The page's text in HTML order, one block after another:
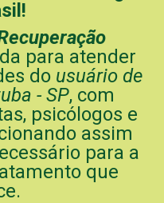
para atender
do usuário de
- SP, com
psicólogos e
assim
para a
que